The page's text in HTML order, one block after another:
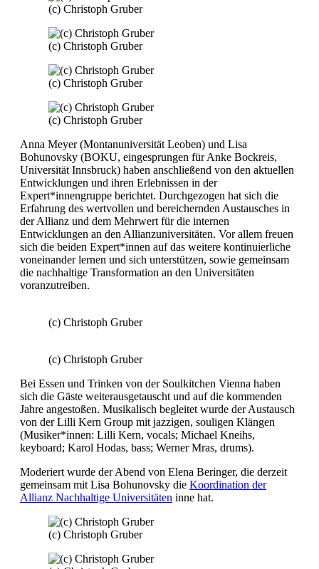
(c) Christoph Gruber
(c) Christoph Gruber
(c) Christoph Gruber
(c) Christoph Gruber
Anna Meyer (Montanuniversität Leoben) und Lisa
Bohunovsky (BOKU, eingesprungen für Anke Bockreis,
Universität Innsbruck) haben anschließend von den aktuellen
Entwicklungen und ihren Erlebnissen in der
Expert*innengruppe berichtet. Durchgezogen hat sich die
Erfahrung des wertvollen und bereichernden Austausches in
der Allianz und dem Mehrwert für die internen
Entwicklungen an den Allianzuniversitäten. Vor allem freuen
sich die beiden Expert*innen auf das weitere kontinuierliche
voneinander lernen und sich unterstützen, sowie gemeinsam
die nachhaltige Transformation an den Universitäten
voranzutreiben.
(c) Christoph Gruber
(c) Christoph Gruber
Bei Essen und Trinken von der Soulkitchen Vienna haben
sich die Gäste weiterausgetauscht und auf die kommenden
Jahre angestoßen. Musikalisch begleitet wurde der Austausch
von der Lilli Kern Group mit jazzigen, souligen Klängen
(Musiker*innen: Lilli Kern, vocals; Michael Kneihs,
keyboard; Karol Hodas, bass; Werner Mras, drums).
Moderiert wurde der Abend von Elena Beringer, die derzeit
gemeinsam mit Lisa Bohunovsky die Koordination der
Allianz Nachhaltige Universitäten inne hat.
(c) Christoph Gruber